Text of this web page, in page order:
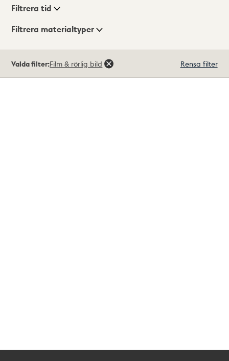
Visningsläge
Filtrera tid
Filtrera materialtyper
träffar
Valda filter:Film & rörlig bild Rensa filter